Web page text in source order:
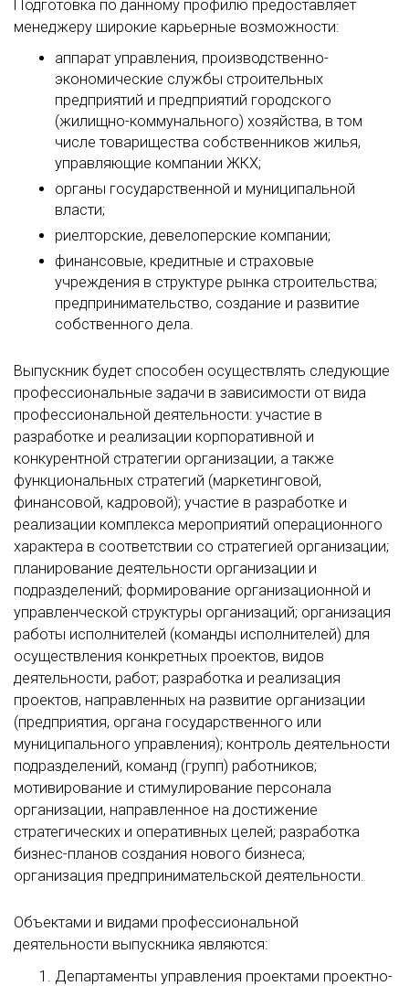
Подготовка по данному профилю предоставляет
менеджеру широкие карьерные возможности:
аппарат управления, производственно-
экономические службы строительных
предприятий и предприятий городского
(жилищно-коммунального) хозяйства, в том
числе товарищества собственников жилья,
управляющие компании ЖКХ;
органы государственной и муниципальной
власти;
риелторские, девелоперские компании;
финансовые, кредитные и страховые
учреждения в структуре рынка строительства;
предпринимательство, создание и развитие
собственного дела.
Выпускник будет способен осуществлять следующие
профессиональные задачи в зависимости от вида
профессиональной деятельности: участие в
разработке и реализации корпоративной и
конкурентной стратегии организации, а также
функциональных стратегий (маркетинговой,
финансовой, кадровой); участие в разработке и
реализации комплекса мероприятий операционного
характера в соответствии со стратегией организации;
планирование деятельности организации и
подразделений; формирование организационной и
управленческой структуры организаций; организация
работы исполнителей (команды исполнителей) для
осуществления конкретных проектов, видов
деятельности, работ; разработка и реализация
проектов, направленных на развитие организации
(предприятия, органа государственного или
муниципального управления); контроль деятельности
подразделений, команд (групп) работников;
мотивирование и стимулирование персонала
организации, направленное на достижение
стратегических и оперативных целей; разработка
бизнес-планов создания нового бизнеса;
организация предпринимательской деятельности.
Объектами и видами профессиональной
деятельности выпускника являются:
Департаменты управления проектами проектно-